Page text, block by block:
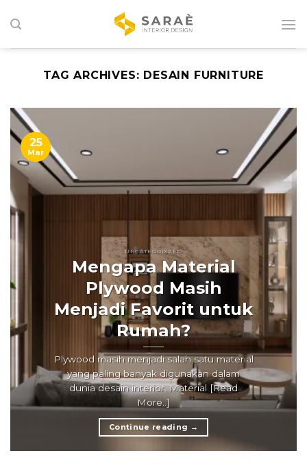
to
TAG ARCHIVES: DESAIN FURNITURE
UNCATEGORIZED
Mengapa Material
Plywood Masih
Menjadi Favorit untuk
Rumah?
Plywood masih menjadi salah satu material
yang paling banyak digunakan dalam
dunia desain interior. Material [Read
More..]
Continue reading →
25
Mar